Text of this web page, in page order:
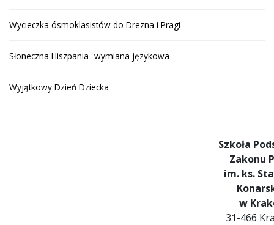
Wycieczka ósmoklasistów do Drezna i Pragi
Słoneczna Hiszpania- wymiana językowa
Wyjątkowy Dzień Dziecka
Szkoła
Zakonu
im. ks.
w
31-466